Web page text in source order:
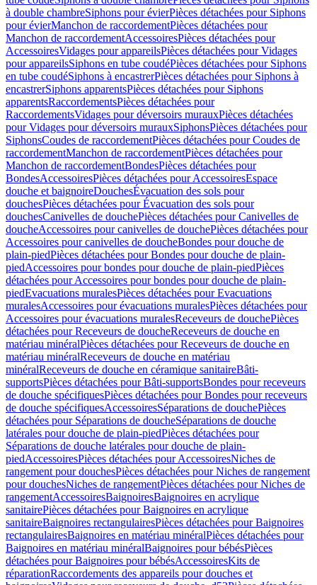
à double chambreSiphons pour évierPièces détachées pour Siphons
pour évierManchon de raccordementPièces détachées pour
Manchon de raccordementAccessoiresPièces détachées pour
AccessoiresVidages pour appareilsPièces détachées pour Vidages
pour appareilsSiphons en tube coudéPièces détachées pour Siphons
en tube coudéSiphons à encastrerPièces détachées pour Siphons à
encastrerSiphons apparentsPièces détachées pour Siphons
apparentsRaccordementsPièces détachées pour
RaccordementsVidages pour déversoirs murauxPièces détachées
pour Vidages pour déversoirs murauxSiphonsPièces détachées pour
SiphonsCoudes de raccordementPièces détachées pour Coudes de
raccordementManchon de raccordementPièces détachées pour
Manchon de raccordementBondesPièces détachées pour
BondesAccessoiresPièces détachées pour AccessoiresEspace
douche et baignoireDouchesÉvacuation des sols pour
douchesPièces détachées pour Évacuation des sols pour
douchesCanivelles de douchePièces détachées pour Canivelles de
doucheAccessoires pour canivelles de douchePièces détachées pour
Accessoires pour canivelles de doucheBondes pour douche de
plain-piedPièces détachées pour Bondes pour douche de plain-
piedAccessoires pour bondes pour douche de plain-piedPièces
détachées pour Accessoires pour bondes pour douche de plain-
piedEvacuations muralesPièces détachées pour Evacuations
muralesAccessoires pour évacuations muralesPièces détachées pour
Accessoires pour évacuations muralesReceveurs de douchePièces
détachées pour Receveurs de doucheReceveurs de douche en
matériau minéralPièces détachées pour Receveurs de douche en
matériau minéralReceveurs de douche en matériau
minéralReceveurs de douche en céramique sanitaireBâti-
supportsPièces détachées pour Bâti-supportsBondes pour receveurs
de douche spécifiquesPièces détachées pour Bondes pour receveurs
de douche spécifiquesAccessoiresSéparations de douchePièces
détachées pour Séparations de doucheSéparations de douche
latérales pour douche de plain-piedPièces détachées pour
Séparations de douche latérales pour douche de plain-
piedAccessoiresPièces détachées pour AccessoiresNiches de
rangement pour douchesPièces détachées pour Niches de rangement
pour douchesNiches de rangementPièces détachées pour Niches de
rangementAccessoiresBaignoiresBaignoires en acrylique
sanitairePièces détachées pour Baignoires en acrylique
sanitaireBaignoires rectangulairesPièces détachées pour Baignoires
rectangulairesBaignoires en matériau minéralPièces détachées pour
Baignoires en matériau minéralBaignoires pour bébésPièces
détachées pour Baignoires pour bébésAccessoiresKits de
réparationRaccordements des appareils pour douches et